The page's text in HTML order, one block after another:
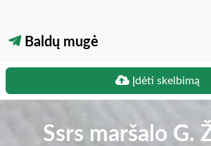
Baldų mugė
Įdėti skelbimą
Ssrs maršalo G.